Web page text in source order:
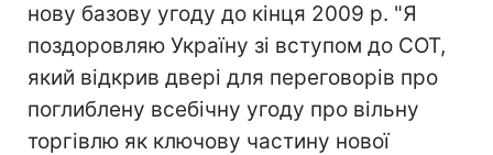
нову базову угоду до кінця 2009 р. "Я
поздоровляю Україну зі вступом до СОТ,
який відкрив двері для переговорів про
поглиблену всебічну угоду про вільну
торгівлю як ключову частину нової